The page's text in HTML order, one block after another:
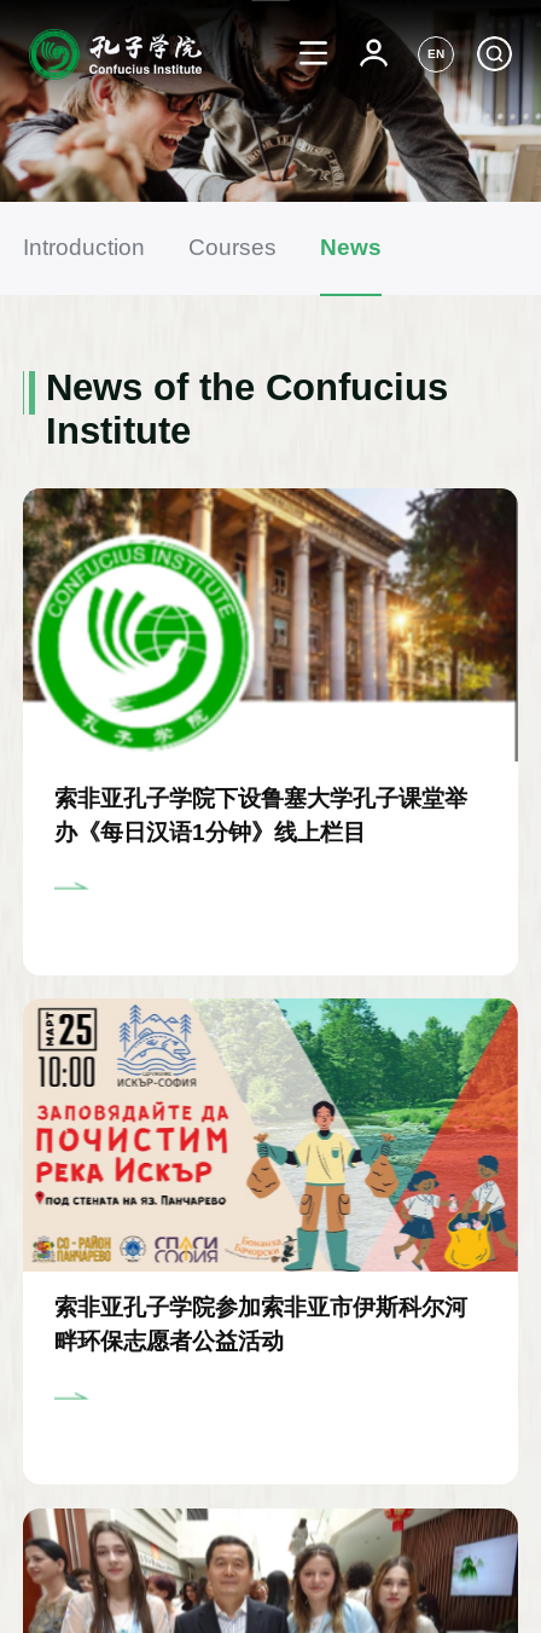
EN
Introduction Courses News
News of the Confucius
Institute
索非亚孔子学院下设鲁塞大学孔子课堂举
办《每日汉语1分钟》线上栏目
索非亚孔子学院参加索非亚市伊斯科尔河
畔环保志愿者公益活动